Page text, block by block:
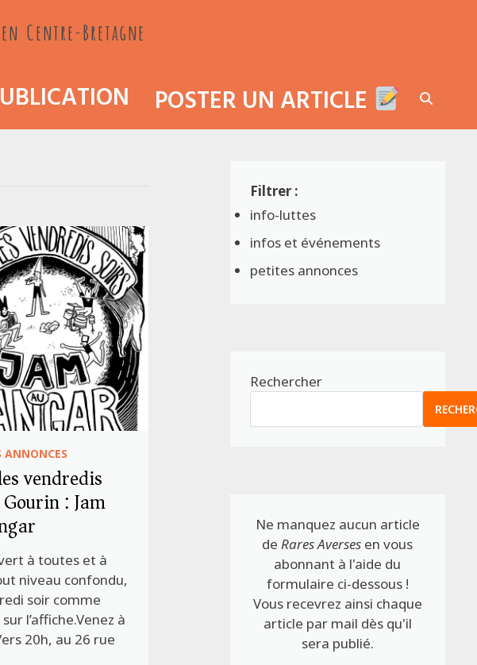
Centre-Bretagne
POSTER UN ARTICLE
ANNONCES
vendredis
: Jam
à toutes et à
niveau confondu,
soir comme
l’affiche.Venez à
20h, au 26 rue
info-luttes
infos et événements
petites annonces
Rechercher
Ne manquez aucun article
deRares Averses en vous
abonnant à l'aide du
formulaire ci-dessous !
Vous recevrez ainsi chaque
article par mail dès qu'il
sera publié.